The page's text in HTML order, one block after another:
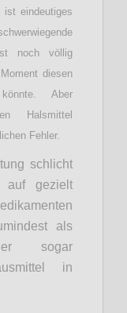
eindeutiges
noch völlig
diesen
könnte. Aber
Halsmittel
Fehler.
schlicht
auf gezielt
als
sogar
in